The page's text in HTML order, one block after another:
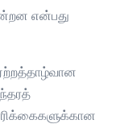
என்பது